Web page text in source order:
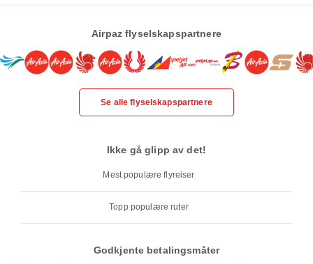
Airpaz flyselskapspartnere
Se alle flyselskapspartnere
Ikke gå glipp av det!
Mest populære flyreiser
Topp populære ruter
Godkjente betalingsmåter